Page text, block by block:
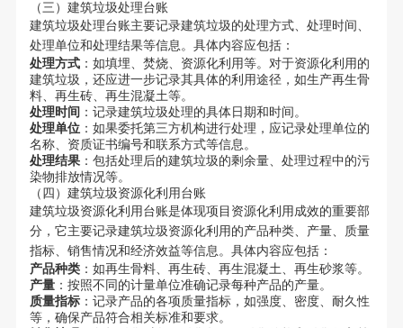
（三）建筑垃圾处理台账
建筑垃圾处理台账主要记录建筑垃圾的处理方式、处理时间、
处理单位和处理结果等信息。具体内容应包括：
处理方式：如填埋、焚烧、资源化利用等。对于资源化利用的
建筑垃圾，还应进一步记录其具体的利用途径，如生产再生骨
料、再生砖、再生混凝土等。
处理时间 ：记录建筑垃圾处理的具体日期和时间。
处理单位：如果委托第三方机构进行处理，应记录处理单位的
名称、资质证书编号和联系方式等信息。
处理结果：包括处理后的建筑垃圾的剩余量、处理过程中的污
染物排放情况等。
（四）建筑垃圾资源化利用台账
建筑垃圾资源化利用台账是体现项目资源化利用成效的重要部
分，它主要记录建筑垃圾资源化利用的产品种类、产量、质量
指标、销售情况和经济效益等信息。具体内容应包括：
产品种类：如再生骨料、再生砖、再生混凝土、再生砂浆等。
产量：按照不同的计量单位准确记录每种产品的产量。
质量指标：记录产品的各项质量指标，如强度、密度、耐久性
等，确保产品符合相关标准和要求。